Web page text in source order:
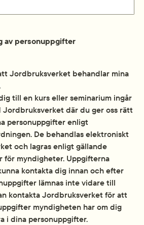
av personuppgifter
Jordbruksverket behandlar mina
till en kurs eller seminarium ingår
där du ger oss rätt
personuppgifter enligt
De behandlas elektroniskt
och lagras enligt gällande
för myndigheter. Uppgifterna
kontakta dig innan och efter
lämnas inte vidare till
kontakta Jordbruksverket för att
myndigheten har om dig
i dina personuppgifter.